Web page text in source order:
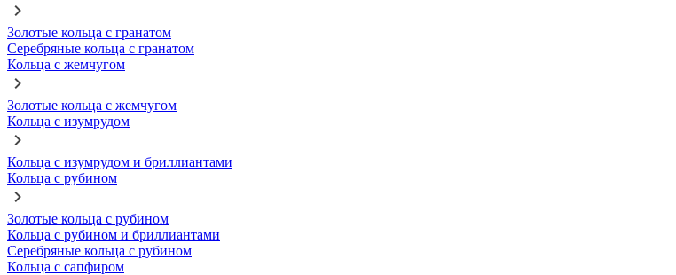
Золотые кольца с гранатом
Серебряные кольца с гранатом
Кольца с жемчугом
Золотые кольца с жемчугом
Кольца с изумрудом
Кольца с изумрудом и бриллиантами
Кольца с рубином
Золотые кольца с рубином
Кольца с рубином и бриллиантами
Серебряные кольца с рубином
Кольца с сапфиром